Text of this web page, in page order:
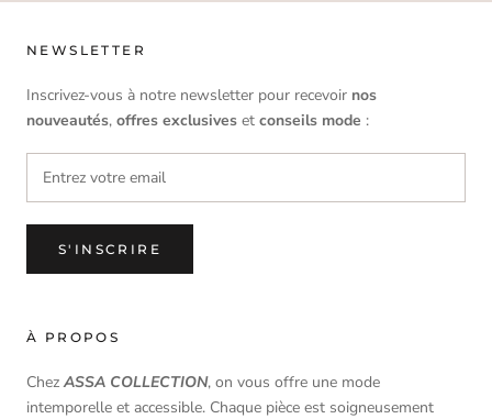
NEWSLETTER
Inscrivez-vous à notre newsletter pour recevoir nos
nouveautés, offres exclusives et conseils mode :
S'INSCRIRE
À PROPOS
ChezASSA COLLECTION, on vous offre une mode
intemporelle et accessible. Chaque pièce est soigneusement